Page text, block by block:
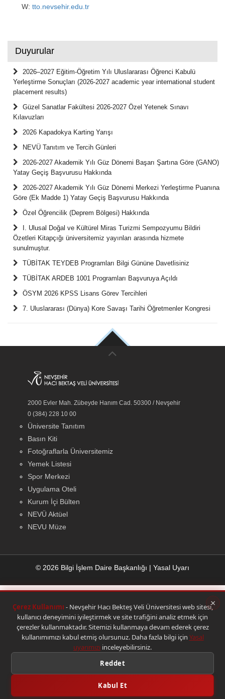
×
Çerez Kullanımı - Nevşehir Hacı Bekteş Veli Üniversitesi web sitesi,
kullanıcı deneyimini iyileştirmek ve site trafiğini analiz etmek için
çerezler kullanmaktadır. Sitemizi kullanmaya devam ederek çerez
kullanımımızı kabul etmiş olursunuz. Daha fazla bilgi için Yasal
uyarımızı inceleyebilirsiniz.
Reddet
Kabul Et
W: tto.nevsehir.edu.tr
Duyurular
2026–2027 Eğitim-Öğretim Yılı Uluslararası Öğrenci Kabulü
Yerleştirme Sonuçları (2026-2027 academic year international student
placement results)
Güzel Sanatlar Fakültesi 2026-2027 Özel Yetenek Sınavı
Kılavuzları
2026 Kapadokya Karting Yarışı
NEVÜ Tanıtım ve Tercih Günleri
2026-2027 Akademik Yılı Güz Dönemi Başarı Şartına Göre (GANO)
Yatay Geçiş Başvurusu Hakkında
2026-2027 Akademik Yılı Güz Dönemi Merkezi Yerleştirme Puanına
Göre (Ek Madde 1) Yatay Geçiş Başvurusu Hakkında
Özel Öğrencilik (Deprem Bölgesi) Hakkında
I. Ulusal Doğal ve Kültürel Miras Turizmi Sempozyumu Bildiri
Özetleri Kitapçığı üniversitemiz yayınları arasında hizmete
sunulmuştur.
TÜBİTAK TEYDEB Programları Bilgi Gününe Davetlisiniz
TÜBİTAK ARDEB 1001 Programları Başvuruya Açıldı
ÖSYM 2026 KPSS Lisans Görev Tercihleri
7. Uluslararası (Dünya) Kore Savaşı Tarihi Öğretmenler Kongresi
2000 Evler Mah. Zübeyde Hanım Cad. 50300 / Nevşehir
0 (384) 228 10 00
Üniversite Tanıtım
Basın Kiti
Fotoğraflarla Üniversitemiz
Yemek Listesi
Spor Merkezi
Uygulama Oteli
Kurum İçi Bülten
NEVÜ Aktüel
NEVU Müze
© 2026 Bilgi İşlem Daire Başkanlığı | Yasal Uyarı